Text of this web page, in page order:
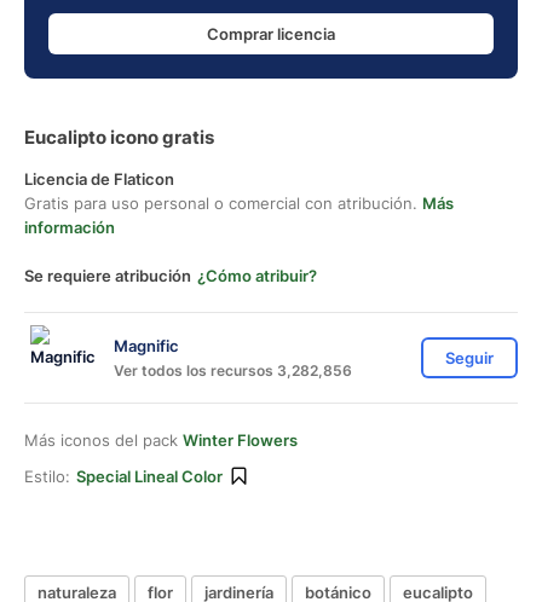
Comprar licencia
Eucalipto icono gratis
Licencia de Flaticon
Gratis para uso personal o comercial con atribución. Más
información
Se requiere atribución ¿Cómo atribuir?
Magnific
Ver todos los recursos 3,282,856
Seguir
Más iconos del pack Winter Flowers
Estilo: Special Lineal Color
naturaleza flor jardinería botánico
eucalipto